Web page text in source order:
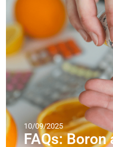
10/09/2025
FAQs: Boron